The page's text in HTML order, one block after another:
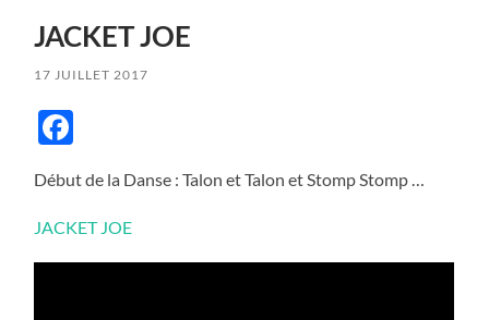
JACKET JOE
17 JUILLET 2017
Début de la Danse : Talon et Talon et Stomp Stomp …
JACKET JOE